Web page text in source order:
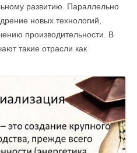
развитию. Параллельно
новых технологий,
производительности. В
такие отрасли как